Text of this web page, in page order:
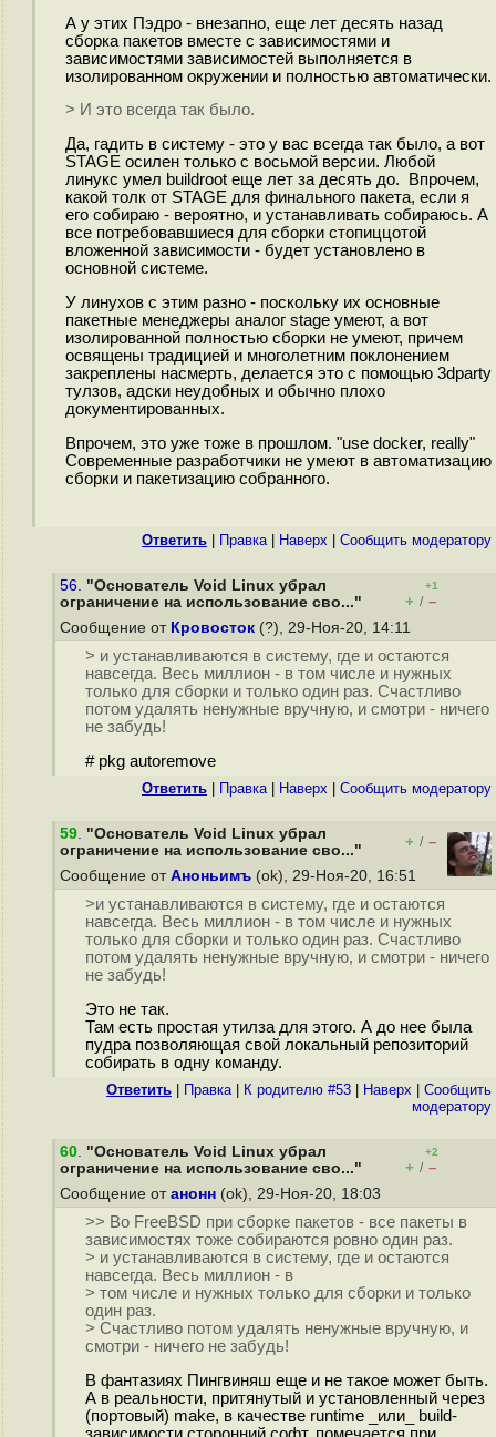
А у этих Пэдро - внезапно, еще лет десять назад
сборка пакетов вместе с зависимостями и
зависимостями зависимостей выполняется в
изолированном окружении и полностью автоматически.
> И это всегда так было.
Да, гадить в систему - это у вас всегда так было, а вот
STAGE осилен только с восьмой версии. Любой
линукс умел buildroot еще лет за десять до. Впрочем,
какой толк от STAGE для финального пакета, если я
его собираю - вероятно, и устанавливать собираюсь. А
все потребовавшиеся для сборки стопиццотой
вложенной зависимости - будет установлено в
основной системе.
У линухов с этим разно - поскольку их основные
пакетные менеджеры аналог stage умеют, а вот
изолированной полностью сборки не умеют, причем
освящены традицией и многолетним поклонением
закреплены насмерть, делается это с помощью 3dparty
тулзов, адски неудобных и обычно плохо
документированных.
Впрочем, это уже тоже в прошлом. "use docker, really"
Современные разработчики не умеют в автоматизацию
сборки и пакетизацию собранного.
Ответить Правка| Наверх Cообщить модератору
56. "Основатель Void Linux убрал
ограничение на использование сво..."
+1
+ / –
Сообщение от Кровосток (?), 29-Ноя-20, 14:11
> и устанавливаются в систему, где и остаются
навсегда. Весь миллион - в том числе и нужных
только для сборки и только один раз. Счастливо
потом удалять ненужные вручную, и смотри - ничего
не забудь!
# pkg autoremove
Ответить Правка| Наверх Cообщить модератору
59. "Основатель Void Linux убрал
ограничение на использование сво..."
+ / –
Сообщение от Аноньимъ (ok), 29-Ноя-20, 16:51
>и устанавливаются в систему, где и остаются
навсегда. Весь миллион - в том числе и нужных
только для сборки и только один раз. Счастливо
потом удалять ненужные вручную, и смотри - ничего
не забудь!
Это не так.
Там есть простая утилза для этого. А до нее была
пудра позволяющая свой локальный репозиторий
собирать в одну команду.
Ответить Правка| К родителю #53 Наверх
Cообщить
модератору
60. "Основатель Void Linux убрал
ограничение на использование сво..."
+2
+ / –
Сообщение от анонн (ok), 29-Ноя-20, 18:03
>> Во FreeBSD при сборке пакетов - все пакеты в
зависимостях тоже собираются ровно один раз.
> и устанавливаются в систему, где и остаются
навсегда. Весь миллион - в
> том числе и нужных только для сборки и только
один раз.
> Счастливо потом удалять ненужные вручную, и
смотри - ничего не забудь!
В фантазиях Пингвиняш еще и не такое может быть.
А в реальности, притянутый и установленный через
(портовый) make, в качестве runtime _или_ build-